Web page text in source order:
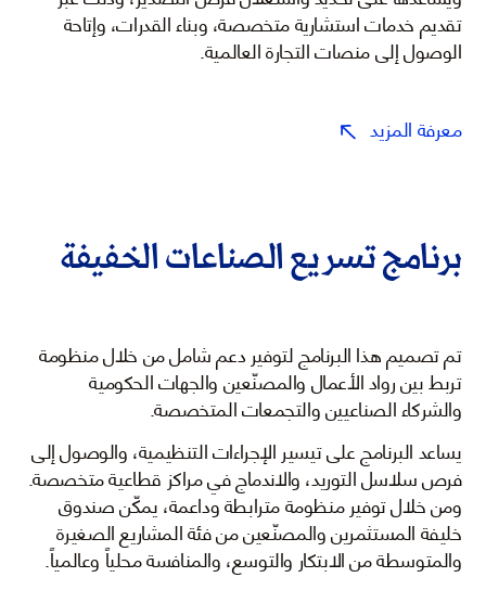
تقديم خدمات استشارية متخصصة، وبناء القدرات، وإتاحة
الوصول إلى منصات التجارة العالمية.
معرفة المزيد
برنامج تسريع الصناعات الخفيفة
تم تصميم هذا البرنامج لتوفير دعم شامل من خلال منظومة
تربط بين رواد الأعمال والمصنّعين والجهات الحكومية
والشركاء الصناعيين والتجمعات المتخصصة.
يساعد البرنامج على تيسير الإجراءات التنظيمية، والوصول إلى
فرص سلاسل التوريد، والاندماج في مراكز قطاعية متخصصة.
ومن خلال توفير منظومة مترابطة وداعمة، يمكّن صندوق
خليفة المستثمرين والمصنّعين من فئة المشاريع الصغيرة
والمتوسطة من الابتكار والتوسع، والمنافسة محلياً وعالمياً.